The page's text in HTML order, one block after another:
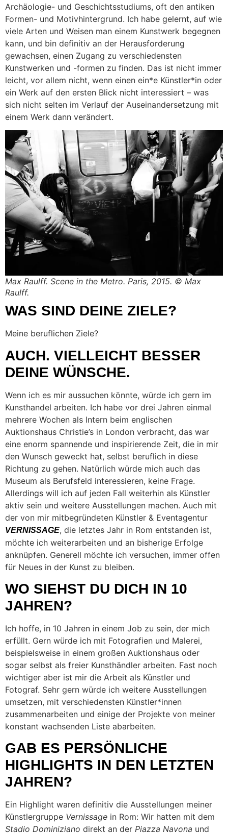
Archäologie- und Geschichtsstudiums, oft den antiken
Formen- und Motivhintergrund. Ich habe gelernt, auf wie
viele Arten und Weisen man einem Kunstwerk begegnen
kann, und bin definitiv an der Herausforderung
gewachsen, einen Zugang zu verschiedensten
Kunstwerken und -formen zu finden. Das ist nicht immer
leicht, vor allem nicht, wenn einen ein*e Künstler*in oder
ein Werk auf den ersten Blick nicht interessiert – was
sich nicht selten im Verlauf der Auseinandersetzung mit
einem Werk dann verändert.
Max Raulff. Scene in the Metro. Paris, 2015. © Max
Raulff.
WAS SIND DEINE ZIELE?
Meine beruflichen Ziele?
AUCH. VIELLEICHT BESSER
DEINE WÜNSCHE.
Wenn ich es mir aussuchen könnte, würde ich gern im
Kunsthandel arbeiten. Ich habe vor drei Jahren einmal
mehrere Wochen als Intern beim englischen
Auktionshaus Christie’s in London verbracht, das war
eine enorm spannende und inspirierende Zeit, die in mir
den Wunsch geweckt hat, selbst beruflich in diese
Richtung zu gehen. Natürlich würde mich auch das
Museum als Berufsfeld interessieren, keine Frage.
Allerdings will ich auf jeden Fall weiterhin als Künstler
aktiv sein und weitere Ausstellungen machen. Auch mit
der von mir mitbegründeten Künstler & Eventagentur
VERNISSAGE, die letztes Jahr in Rom entstanden ist,
möchte ich weiterarbeiten und an bisherige Erfolge
anknüpfen. Generell möchte ich versuchen, immer offen
für Neues in der Kunst zu bleiben.
WO SIEHST DU DICH IN 10
JAHREN?
Ich hoffe, in 10 Jahren in einem Job zu sein, der mich
erfüllt. Gern würde ich mit Fotografien und Malerei,
beispielsweise in einem großen Auktionshaus oder
sogar selbst als freier Kunsthändler arbeiten. Fast noch
wichtiger aber ist mir die Arbeit als Künstler und
Fotograf. Sehr gern würde ich weitere Ausstellungen
umsetzen, mit verschiedensten Künstler*innen
zusammenarbeiten und einige der Projekte von meiner
konstant wachsenden Liste abarbeiten.
GAB ES PERSÖNLICHE
HIGHLIGHTS IN DEN LETZTEN
JAHREN?
Ein Highlight waren definitiv die Ausstellungen meiner
Künstlergruppe Vernissage in Rom: Wir hatten mit dem
Stadio Dominiziano direkt an der Piazza Navona und